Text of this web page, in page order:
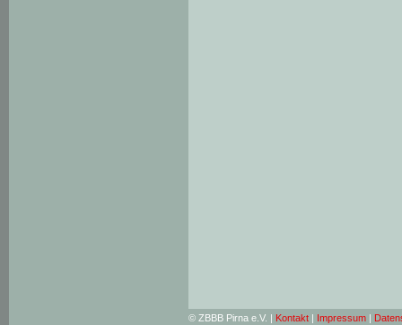
© ZBBB Pirna e.V. | Kontakt | Impressum |